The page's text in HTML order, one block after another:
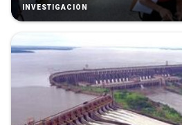
INVESTIGACIÓN